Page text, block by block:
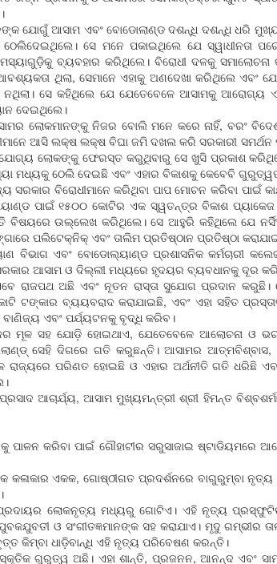
ଯୋଗୁଁ ଆସାମ ଏବଂ ବୋଡୋଲାଣ୍ଡ ଦଶନ୍ଧି ଦଶନ୍ଧି ଧରି
ସେ ମନେ ପକାଇଥିଲେ ଯେ ସ୍ୱାଧୀନତା
ବ୍ୟବହାର କରିଥିଲେ। ବିରୋଧୀ ଦଳକୁ
ଥିଲା, ସେମାନେ ଏହାକୁ ଅଣଦେଖା କରିଥିଲେ
ସେ କହିଥିଲେ ଯେ ଯେତେବେଳେ ଆସାମକୁ ଆରୋଗ୍ୟ
ଦେଇଥିଲେ।
ଲୋକମାନଙ୍କୁ ନିଜର ବୋଲି ମନେ କରେ ନାହିଁ, ବରଂ
ଆସି ଲକ୍ଷ ଲକ୍ଷ ବିଘା ଜମି ଦଖଲ କରି ସରକାରୀ
ଲୋକଙ୍କୁ ଫେରସ୍ତ କରୁଥିବାରୁ ସେ ଖୁସି ପ୍ରକାଶ
ମଧ୍ୟକୁ ଠେଲି ଦେଇଛି ଏବଂ ଏହାର ବିକାଶକୁ କେବେବି
ସରକାର ବିରୋଧୀମାନେ କରିଥିବା ପାପ ମୋଚନ କରିବା ପାଇଁ
ପାଇଁ ୧୫୦୦ କୋଟିର ଏକ ସ୍ୱତନ୍ତ୍ର ବିକାଶ
ବିଷୟରେ ଉଲ୍ଲେଖ କରିଥିଲେ। ସେ ଆହୁରି କହିଥିଲେ ଯେ
ପଲିଟେକ୍ନିକ୍ ଏବଂ ତାଲିମ ପ୍ରତିଷ୍ଠାନ ପ୍ରତିଷ୍ଠା
ଏବଂ ବୋଡୋଲ୍ୟାଣ୍ଡ ପ୍ରଶାସନିକ କର୍ମଚାରୀ
ଆସାମ ଓ ଦିଲ୍ଲୀ ମଧ୍ୟରେ ହୃଦୟର ବ୍ୟବଧାନକୁ ଦୂର
ରାଜପଥ ଅଛି ଏବଂ ନୂତନ ରାସ୍ତା ସୁଯୋଗ ପ୍ରଦାନ କରୁଛି।
ଟଙ୍କାର ବ୍ୟୟବରାଦ କରାଯାଇଛି, ଏବଂ ଏହା ସହିତ
ବାଣିଜ୍ୟ ଏବଂ ପର୍ଯ୍ୟଟନକୁ ବୃଦ୍ଧି କରିବ।
ମୂଳ ସହ ଯୋଡ଼ି ହୋଇଥାଏ, ଯେତେବେଳେ ଆଲୋଚନା ଓ
ସେହି ଦିଗରେ ଗତି କରୁଛନ୍ତି। ଆସାମର
ରାଜ୍ୟରେ ପରିଣତ ହୋଇଛି ଓ ଏହାର ଅର୍ଥନୀତି ଗତି ଧରିଛି
ଆଚାର୍ଯ୍ୟ, ଆସାମ ମୁଖ୍ୟମନ୍ତ୍ରୀ ଶ୍ରୀ ହିମନ୍ତ
କରିବା ପାଇଁ ଗୌହାଟୀର ସରୁସାଜାଇ ଷ୍ଟାଡିୟମରେ
ଏକକ, ଗୋଷ୍ଠୀଗତ ପ୍ରଦର୍ଶନରେ ବାଗୁରୁମ୍ବା
ଲୋକନୃତ୍ୟ ମଧ୍ୟରୁ ଗୋଟିଏ। ଏହି ନୃତ୍ୟ
ଓ ସଂଗୀତଜ୍ଞମାନଙ୍କ ସହ କରାଯାଏ। ମୃଦୁ
କିମ୍ବା ଧାଡ଼ିବାନ୍ଧି ଏହି ନୃତ୍ୟ ପରିବେଷଣ କରନ୍ତି।
ଗୁରୁତ୍ୱ ଅଛି। ଏହା ଶାନ୍ତି, ପ୍ରଜନନ, ଆନନ୍ଦ ଏବଂ